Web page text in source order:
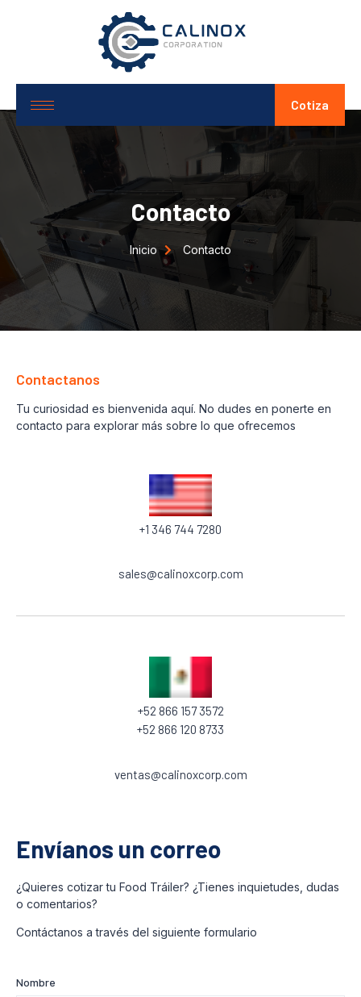
Cotiza
Contacto
Inicio Contacto
Contactanos
Tu curiosidad es bienvenida aquí. No dudes en ponerte en
contacto para explorar más sobre lo que ofrecemos
+1 346 744 7280
sales@calinoxcorp.com
‎+52 866 157 3572
‎+52 866 120 8733
ventas@calinoxcorp.com
Envíanos un correo
¿Quieres cotizar tu Food Tráiler? ¿Tienes inquietudes, dudas
o comentarios?
Contáctanos a través del siguiente formulario
Nombre